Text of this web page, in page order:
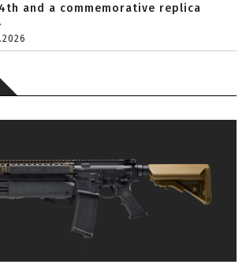
and a commemorative replica